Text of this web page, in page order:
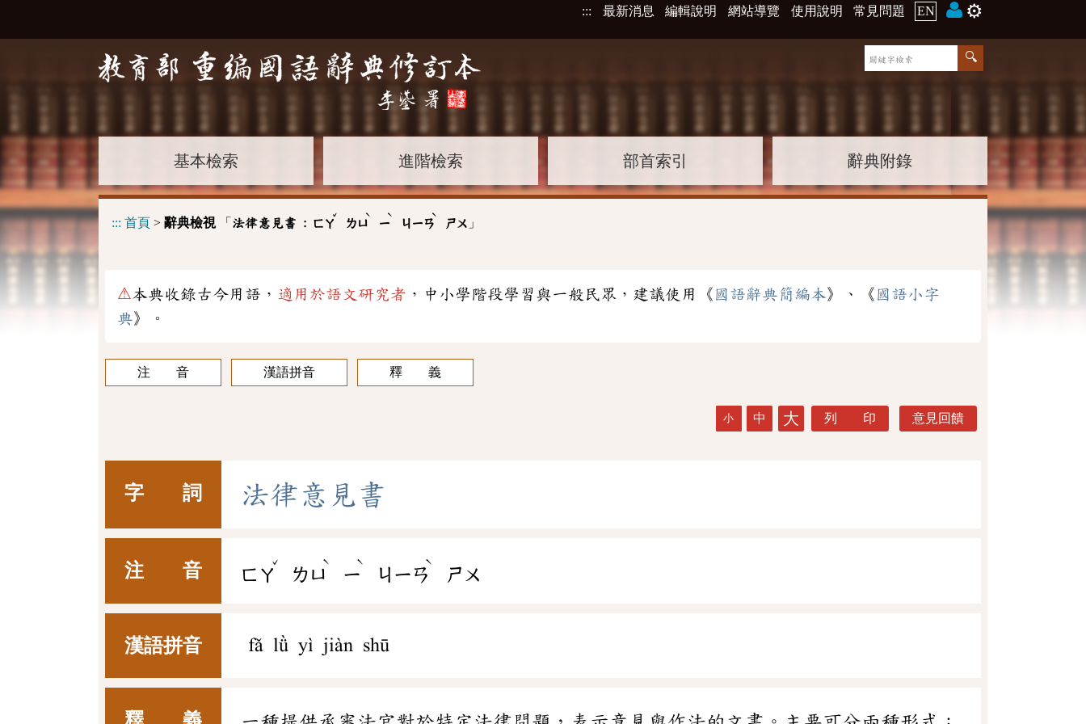
::: 最新消息 編輯說明 網站導覽 使用說明 常見問題 EN ⚙️
基本檢索 進階檢索 部首索引 辭典附錄
::: 首頁 > 辭典檢視「 法律意見書 : ㄈㄚ
ˇ
ㄌㄩ
ˋ
ㄧ
ˋ
ㄐㄧㄢ
ˋ
ㄕㄨ 」
⚠本典收錄古今用語， 適用於語文研究者 ，中小學階段學習與一般民眾，建議使用《 國語辭典簡編本》、《 國語小字
典》。
注 音 漢語拼音 釋 義
小 中 大 列 印 意見回饋
字 詞 法律意 見 書
注 音 ㄈㄚ
ˇ
ㄌㄩ
ˋ
ㄧ
ˋ
ㄐㄧㄢ
ˋ
ㄕㄨ
漢語拼音 fǎ lǜ yì jiàn shū